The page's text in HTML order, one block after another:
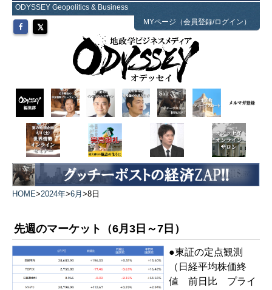
ODYSSEY Geopolitics & Business
MYページ（会員登録/ログイン）
HOME>2024年>6月 >8日
先週のマーケット（6月3日～7日）
●東証の定点観測
（日経平均株価終
値 前日比 プライ